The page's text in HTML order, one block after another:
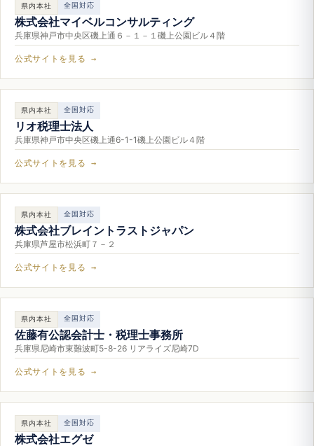
県内本社 全国対応
株式会社マイベルコンサルティング
兵庫県神戸市中央区磯上通６－１－１磯上公園ビル４階
公式サイトを見る →
県内本社 全国対応
リオ税理士法人
兵庫県神戸市中央区磯上通6-1-1磯上公園ビル４階
公式サイトを見る →
県内本社 全国対応
株式会社ブレイントラストジャパン
兵庫県芦屋市松浜町７－２
公式サイトを見る →
県内本社 全国対応
佐藤有公認会計士・税理士事務所
兵庫県尼崎市東難波町5-8-26 リアライズ尼崎7D
公式サイトを見る →
県内本社 全国対応
株式会社エグゼ